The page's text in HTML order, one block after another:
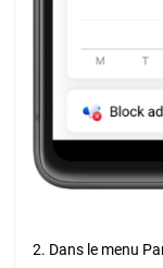
2. Dans le menu